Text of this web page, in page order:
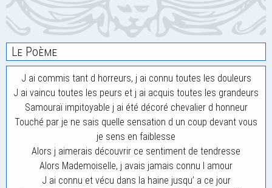
Le Poème
J ai commis tant d horreurs, j ai connu toutes les douleurs
J ai vaincu toutes les peurs et j ai acquis toutes les grandeurs
Samouraï impitoyable j ai été décoré chevalier d honneur
Touché par je ne sais quelle sensation d un coup devant vous
je sens en faiblesse
Alors j aimerais découvrir ce sentiment de tendresse
Alors Mademoiselle, j avais jamais connu l amour
J ai connu et vécu dans la haine jusqu’ a ce jour